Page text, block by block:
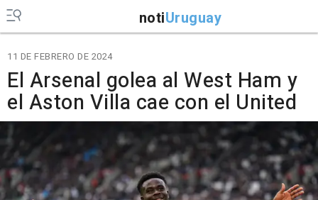
notiUruguay
11 DE FEBRERO DE 2024
El Arsenal golea al West Ham y
el Aston Villa cae con el United